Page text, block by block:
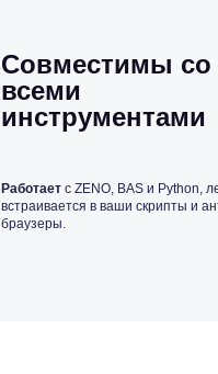
Совместимы со
всеми
инструментами
Работает с ZENO, BAS и Python,
встраивается в ваши скрипты и
браузеры.